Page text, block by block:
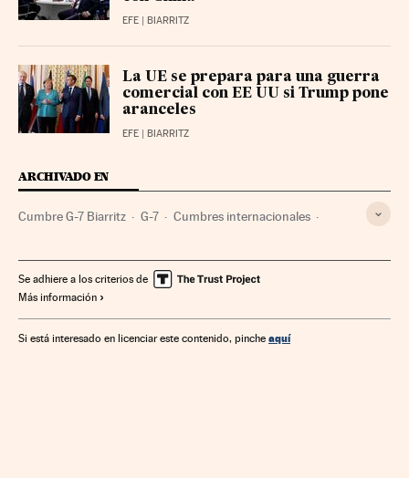
EFE | BIARRITZ
La UE se prepara para una guerra
comercial con EE UU si Trump pone
aranceles
EFE | BIARRITZ
ARCHIVADO EN
Cumbre G-7 Biarritz G-7 Cumbres internacionales
Organizaciones internacionales Relaciones exteriores
Se adhiere a los criterios de
Más información
Si está interesado en licenciar este contenido, pinche aquí